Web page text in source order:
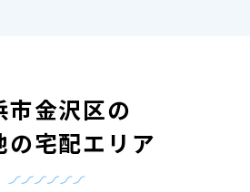
市金沢区の
の宅配エリア